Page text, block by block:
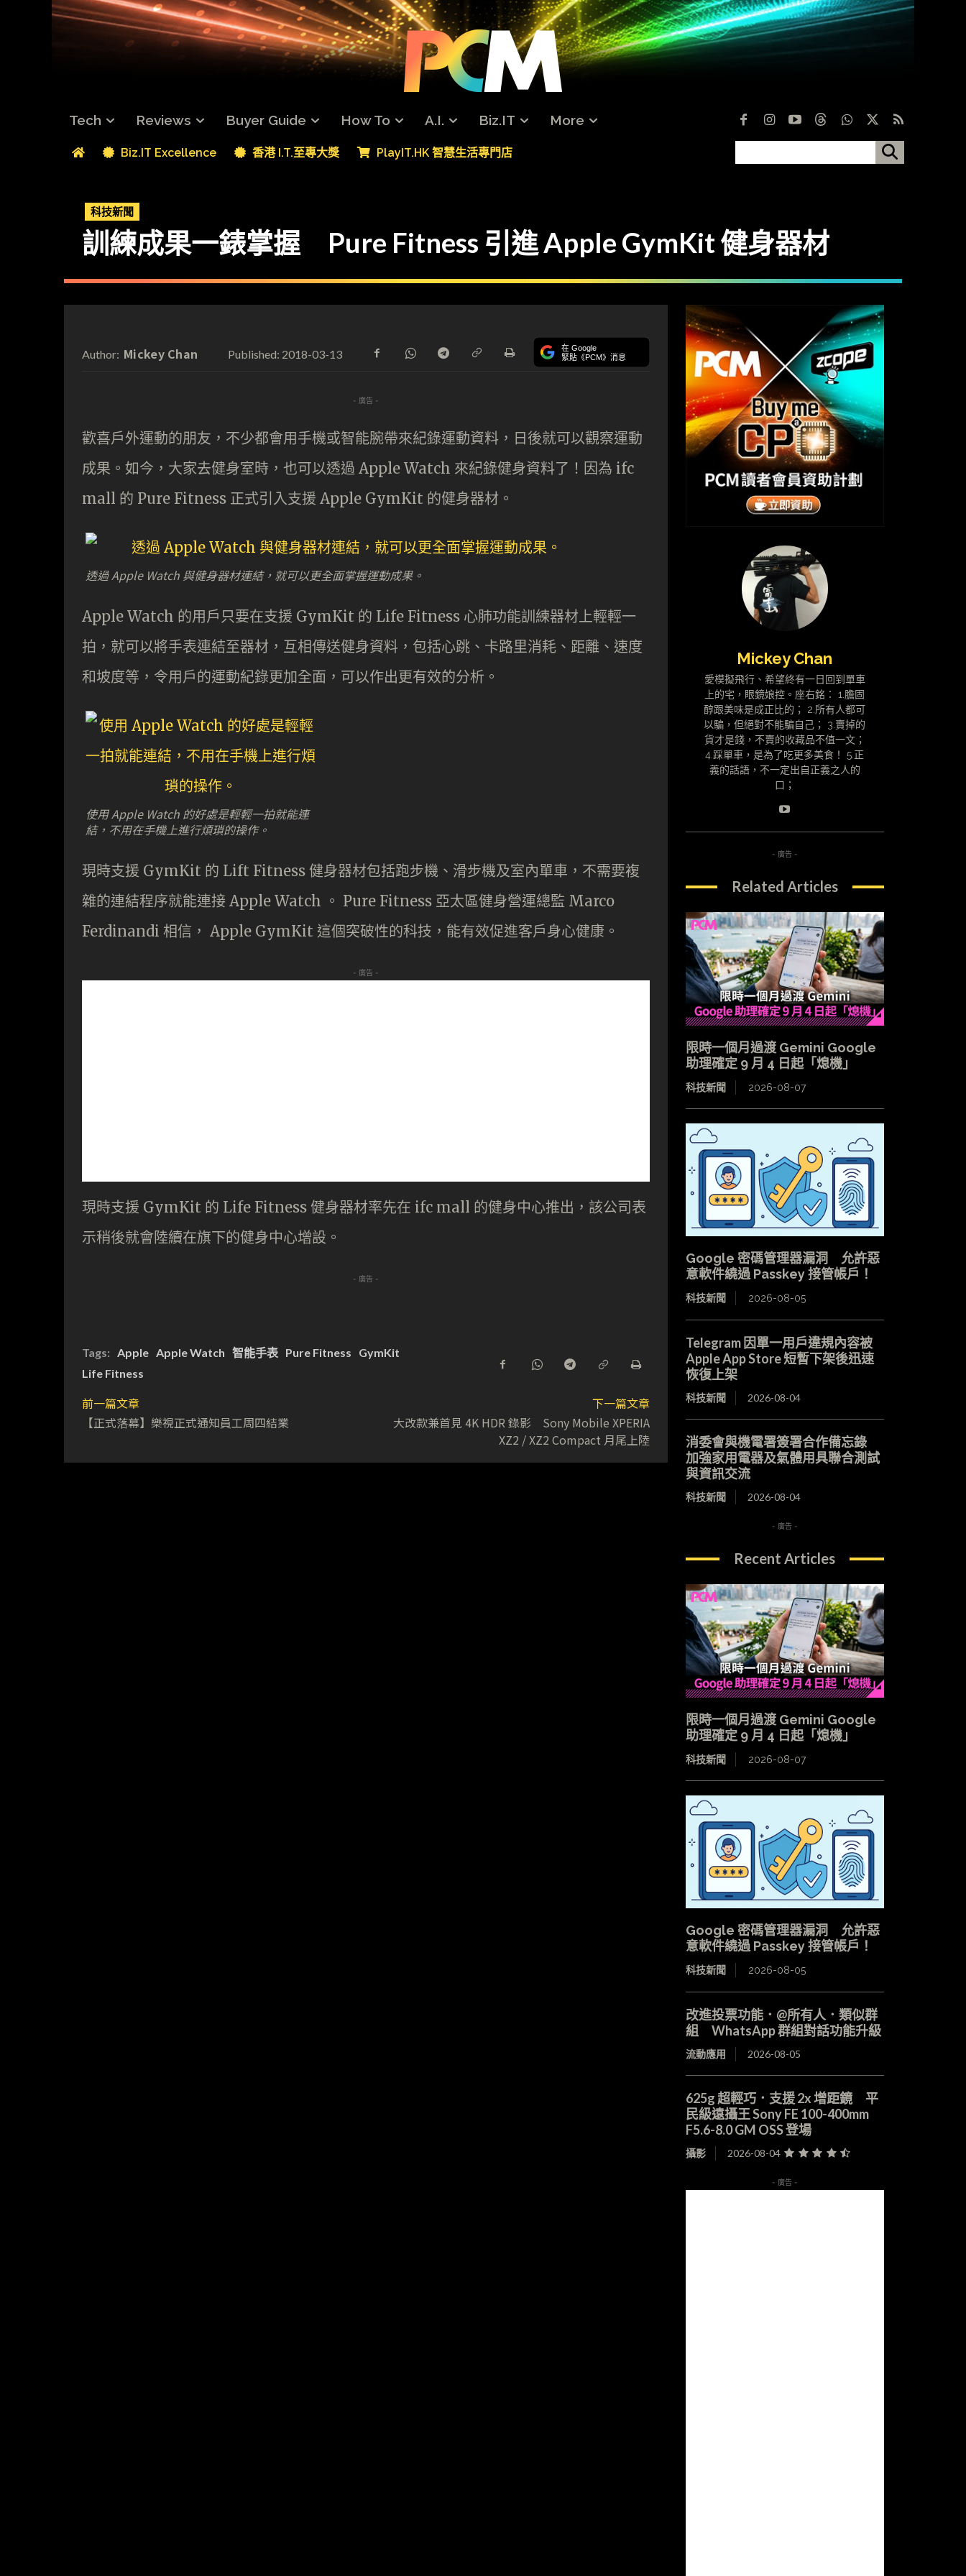
Tech Reviews Buyer Guide How To A.I. Biz.IT More
Biz.IT Excellence 香港 I.T.至專大獎 PlayIT.HK 智慧生活專門店
科技新聞
訓練成果一錶掌握 Pure Fitness 引進 Apple GymKit 健身器材
Author: Mickey Chan Published: 2018-03-13 在 Google
緊貼《PCM》消息
- 廣告 -
歡喜戶外運動的朋友，不少都會用手機或智能腕帶來紀錄運動資料，日後就可以觀察運動
成果。如今，大家去健身室時，也可以透過 Apple Watch 來紀錄健身資料了！因為 ifc
mall 的 Pure Fitness 正式引入支援 Apple GymKit 的健身器材。
透過 Apple Watch 與健身器材連結，就可以更全面掌握運動成果。
Apple Watch 的用戶只要在支援 GymKit 的 Life Fitness 心肺功能訓練器材上輕輕一
拍，就可以將手表連結至器材，互相傳送健身資料，包括心跳、卡路里消耗、距離、速度
和坡度等，令用戶的運動紀錄更加全面，可以作出更有效的分析。
使用 Apple Watch 的好處是輕輕一拍就能連
結，不用在手機上進行煩瑣的操作。
現時支援 GymKit 的 Lift Fitness 健身器材包括跑步機、滑步機及室內單車，不需要複
雜的連結程序就能連接 Apple Watch 。 Pure Fitness 亞太區健身營運總監 Marco
Ferdinandi 相信， Apple GymKit 這個突破性的科技，能有效促進客戶身心健康。
- 廣告 -
現時支援 GymKit 的 Life Fitness 健身器材率先在 ifc mall 的健身中心推出，該公司表
示稍後就會陸續在旗下的健身中心增設。
- 廣告 -
Tags: Apple Apple Watch 智能手表 Pure Fitness
GymKit
Life Fitness
前一篇文章
【正式落幕】樂視正式通知員工周四結業
下一篇文章
大改款兼首見 4K HDR 錄影 Sony Mobile XPERIA
XZ2 / XZ2 Compact 月尾上陸
Mickey Chan
愛模擬飛行、希望終有一日回到單車
上的宅，眼鏡娘控。座右銘： 1.膽固
醇跟美味是成正比的； 2.所有人都可
以騙，但絕對不能騙自己； 3.賣掉的
貨才是錢，不賣的收藏品不值一文；
4.踩單車，是為了吃更多美食！ 5.正
義的話語，不一定出自正義之人的
口；
- 廣告 -
Related Articles
限時一個月過渡 Gemini Google
助理確定 9 月 4 日起「熄機」
科技新聞 2026-08-07
Google 密碼管理器漏洞 允許惡
意軟件繞過 Passkey 接管帳戶！
科技新聞 2026-08-05
Telegram 因單一用戶違規內容被
Apple App Store 短暫下架後迅速
恢復上架
科技新聞 2026-08-04
消委會與機電署簽署合作備忘錄
加強家用電器及氣體用具聯合測試
與資訊交流
科技新聞 2026-08-04
- 廣告 -
Recent Articles
限時一個月過渡 Gemini Google
助理確定 9 月 4 日起「熄機」
科技新聞 2026-08-07
Google 密碼管理器漏洞 允許惡
意軟件繞過 Passkey 接管帳戶！
科技新聞 2026-08-05
改進投票功能．@所有人．類似群
組 WhatsApp 群組對話功能升級
流動應用 2026-08-05
625g 超輕巧．支援 2x 增距鏡 平
民級遠攝王 Sony FE 100-400mm
F5.6-8.0 GM OSS 登場
攝影 2026-08-04
- 廣告 -